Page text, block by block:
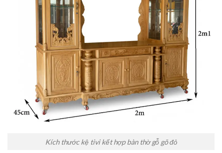
Kích thước kệ tivi kết hợp bàn thờ gỗ gõ đỏ